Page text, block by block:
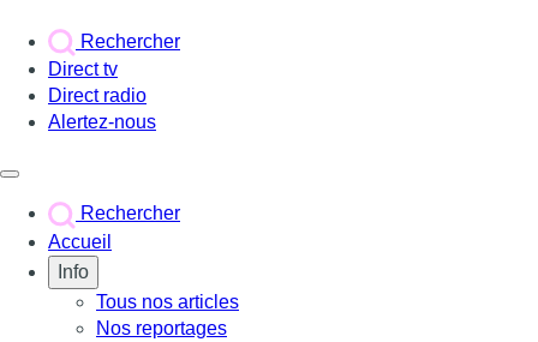
Rechercher
Direct tv
Direct radio
Alertez-nous
Rechercher
Accueil
Info
Tous nos articles
Nos reportages